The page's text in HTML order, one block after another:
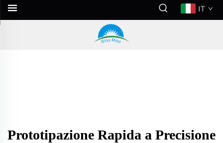
IT
Prototipazione Rapida a Precisione